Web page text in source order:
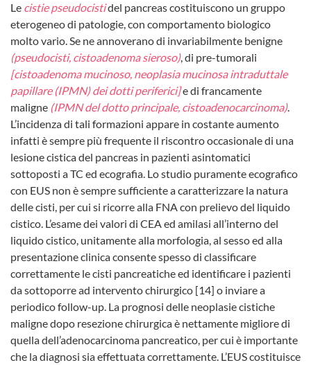
Le cistie pseudocistidel pancreas costituiscono un gruppo
eterogeneo di patologie, con comportamento biologico
molto vario. Se ne annoverano di invariabilmente benigne
(pseudocisti, cistoadenoma sieroso), di pre-tumorali
[cistoadenoma mucinoso, neoplasia mucinosa intraduttale
papillare (IPMN) dei dotti periferici]e di francamente
maligne (IPMN del dotto principale, cistoadenocarcinoma).
L’incidenza di tali formazioni appare in costante aumento
infatti è sempre più frequente il riscontro occasionale di una
lesione cistica del pancreas in pazienti asintomatici
sottoposti a TC ed ecografia. Lo studio puramente ecografico
con EUS non è sempre sufficiente a caratterizzare la natura
delle cisti, per cui si ricorre alla FNA con prelievo del liquido
cistico. L’esame dei valori di CEA ed amilasi all’interno del
liquido cistico, unitamente alla morfologia, al sesso ed alla
presentazione clinica consente spesso di classificare
correttamente le cisti pancreatiche ed identificare i pazienti
da sottoporre ad intervento chirurgico [14] o inviare a
periodico follow-up. La prognosi delle neoplasie cistiche
maligne dopo resezione chirurgica è nettamente migliore di
quella dell’adenocarcinoma pancreatico, per cui è importante
che la diagnosi sia effettuata correttamente. L’EUS costituisce